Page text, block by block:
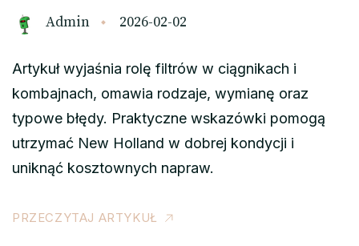
Admin 2026-02-02
Artykuł wyjaśnia rolę filtrów w ciągnikach i
kombajnach, omawia rodzaje, wymianę oraz
typowe błędy. Praktyczne wskazówki pomogą
utrzymać New Holland w dobrej kondycji i
uniknąć kosztownych napraw.
PRZECZYTAJ ARTYKUŁ